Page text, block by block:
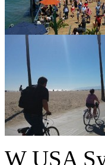
W USA